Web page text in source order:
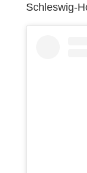
Schleswig-